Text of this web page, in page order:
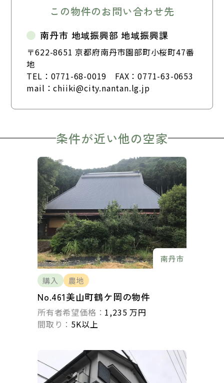
この物件のお問い合わせ先
南丹市 地域振興部 地域振興課
〒622-8651 京都府南丹市園部町小桜町47番
地
TEL： 0771-68-0019 FAX：0771-63-0653
mail：chiiki@city.nantan.lg.jp
条件が近い他の空家
南丹市
購入 農地
No.461美山町鶴ケ岡の物件
所有者希望価格： 1,235 万円
間取り： 5K以上